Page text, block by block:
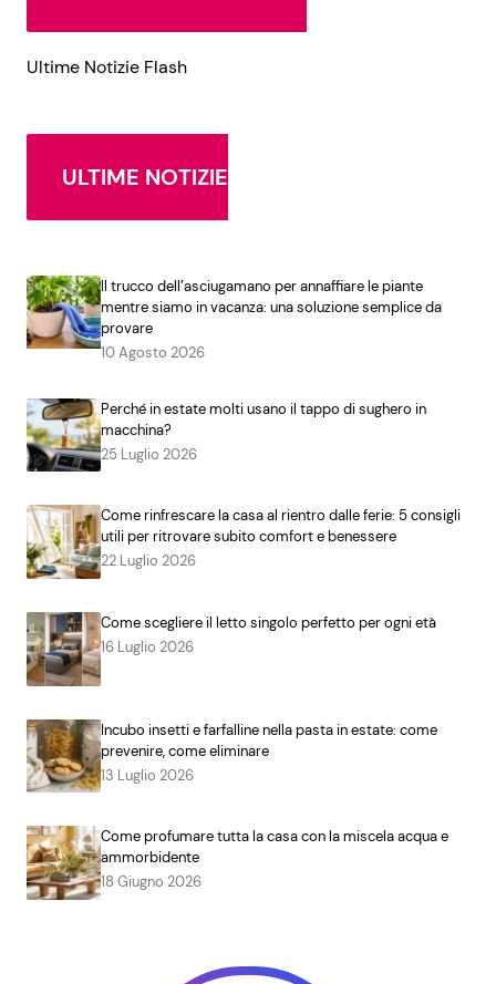
Ultime Notizie Flash
ULTIME NOTIZIE
Il trucco dell’asciugamano per annaffiare le piante
mentre siamo in vacanza: una soluzione semplice da
provare
10 Agosto 2026
Perché in estate molti usano il tappo di sughero in
macchina?
25 Luglio 2026
Come rinfrescare la casa al rientro dalle ferie: 5 consigli
utili per ritrovare subito comfort e benessere
22 Luglio 2026
Come scegliere il letto singolo perfetto per ogni età
16 Luglio 2026
Incubo insetti e farfalline nella pasta in estate: come
prevenire, come eliminare
13 Luglio 2026
Come profumare tutta la casa con la miscela acqua e
ammorbidente
18 Giugno 2026